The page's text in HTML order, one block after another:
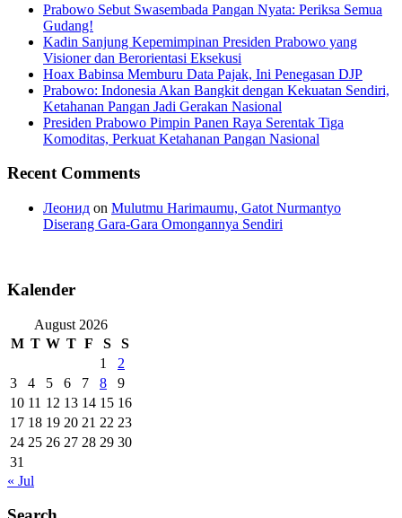
Prabowo Sebut Swasembada Pangan Nyata: Periksa Semua
Gudang!
Kadin Sanjung Kepemimpinan Presiden Prabowo yang
Visioner dan Berorientasi Eksekusi
Hoax Babinsa Memburu Data Pajak, Ini Penegasan DJP
Prabowo: Indonesia Akan Bangkit dengan Kekuatan Sendiri,
Ketahanan Pangan Jadi Gerakan Nasional
Presiden Prabowo Pimpin Panen Raya Serentak Tiga
Komoditas, Perkuat Ketahanan Pangan Nasional
Recent Comments
Леонид on Mulutmu Harimaumu, Gatot Nurmantyo
Diserang Gara-Gara Omongannya Sendiri
Kalender
August 2026
M T W T F S
S
1
2
3
4 5 6 7 8
9
10 11 12 13 14 15 16
17 18 19 20 21 22 23
24 25 26 27 28 29 30
31
« Jul